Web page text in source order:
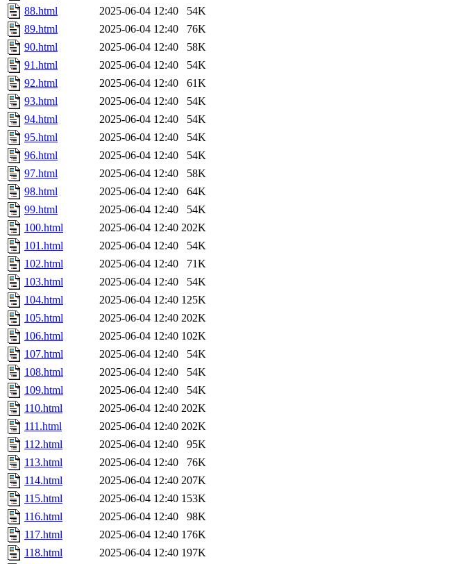
88.html
2025-06-04 12:40
54K
89.html
2025-06-04 12:40
76K
90.html
2025-06-04 12:40
58K
91.html
2025-06-04 12:40
54K
92.html
2025-06-04 12:40
61K
93.html
2025-06-04 12:40
54K
94.html
2025-06-04 12:40
54K
95.html
2025-06-04 12:40
54K
96.html
2025-06-04 12:40
54K
97.html
2025-06-04 12:40
58K
98.html
2025-06-04 12:40
64K
99.html
2025-06-04 12:40
54K
100.html
2025-06-04 12:40 202K
101.html
2025-06-04 12:40
54K
102.html
2025-06-04 12:40
71K
103.html
2025-06-04 12:40
54K
104.html
2025-06-04 12:40 125K
105.html
2025-06-04 12:40 202K
106.html
2025-06-04 12:40 102K
107.html
2025-06-04 12:40
54K
108.html
2025-06-04 12:40
54K
109.html
2025-06-04 12:40
54K
110.html
2025-06-04 12:40 202K
111.html
2025-06-04 12:40 202K
112.html
2025-06-04 12:40
95K
113.html
2025-06-04 12:40
76K
114.html
2025-06-04 12:40 207K
115.html
2025-06-04 12:40 153K
116.html
2025-06-04 12:40
98K
117.html
2025-06-04 12:40 176K
118.html
2025-06-04 12:40 197K